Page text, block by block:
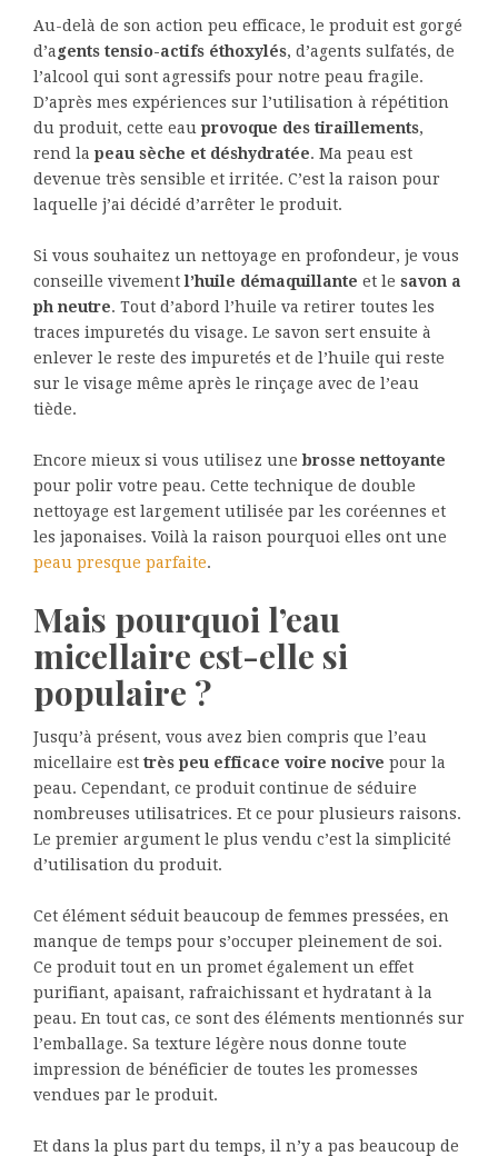
Au-delà de son action peu efficace, le produit est gorgé
d’agents tensio-actifs éthoxylés, d’agents sulfatés, de
l’alcool qui sont agressifs pour notre peau fragile.
D’après mes expériences sur l’utilisation à répétition
du produit, cette eau provoque des tiraillements,
rend la peau sèche et déshydratée. Ma peau est
devenue très sensible et irritée. C’est la raison pour
laquelle j’ai décidé d’arrêter le produit.
Si vous souhaitez un nettoyage en profondeur, je vous
conseille vivementl’huile démaquillante et le savon a
ph neutre. Tout d’abord l’huile va retirer toutes les
traces impuretés du visage. Le savon sert ensuite à
enlever le reste des impuretés et de l’huile qui reste
sur le visage même après le rinçage avec de l’eau
tiède.
Encore mieux si vous utilisez unebrosse nettoyante
pour polir votre peau. Cette technique de double
nettoyage est largement utilisée par les coréennes et
les japonaises. Voilà la raison pourquoi elles ont une
peau presque parfaite.
Mais pourquoi l’eau
micellaire est-elle si
populaire ?
Jusqu’à présent, vous avez bien compris que l’eau
micellaire est très peu efficace voire nocive pour la
peau. Cependant, ce produit continue de séduire
nombreuses utilisatrices. Et ce pour plusieurs raisons.
Le premier argument le plus vendu c’est la simplicité
d’utilisation du produit.
Cet élément séduit beaucoup de femmes pressées, en
manque de temps pour s’occuper pleinement de soi.
Ce produit tout en un promet également un effet
purifiant, apaisant, rafraichissant et hydratant à la
peau. En tout cas, ce sont des éléments mentionnés sur
l’emballage. Sa texture légère nous donne toute
impression de bénéficier de toutes les promesses
vendues par le produit.
Et dans la plus part du temps, il n’y a pas beaucoup de